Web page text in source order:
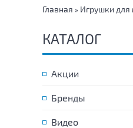
Главная » Игрушки для
КАТАЛОГ
Акции
Бренды
Видео